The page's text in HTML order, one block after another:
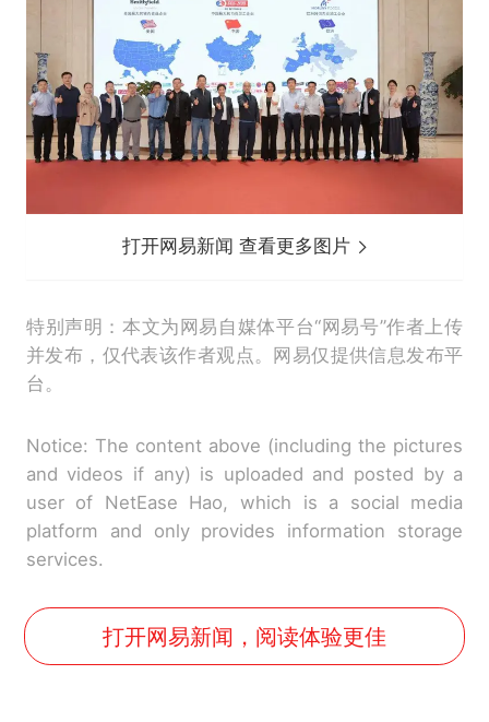
打开网易新闻 查看更多图片
特别声明：本文为网易自媒体平台“网易号”作者上传
并发布，仅代表该作者观点。网易仅提供信息发布平
台。
Notice: The content above (including the pictures
and videos if any) is uploaded and posted by a
user of NetEase Hao, which is a social media
platform and only provides information storage
services.
打开网易新闻，阅读体验更佳